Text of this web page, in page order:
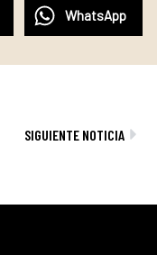
WhatsApp
SIGUIENTE NOTICIA